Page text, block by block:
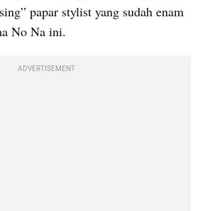
papar stylist yang sudah enam
No Na ini.
ADVERTISEMENT